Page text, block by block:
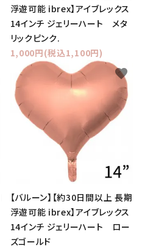
浮遊可能 ibrex】アイブレックス
14インチ ジェリーハート メタ
リックピンク.
1,000円(税込1,100円)
【バルーン】【約30日間以上 長期
浮遊可能 ibrex】アイブレックス
14インチ ジェリーハート ロー
ズゴールド
favorite